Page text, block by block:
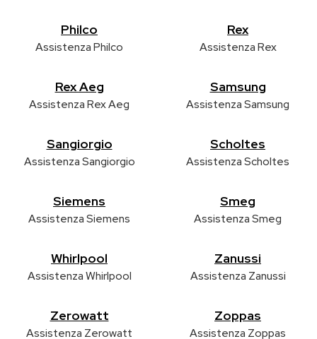
Philco
Assistenza Philco
Rex
Assistenza Rex
Rex Aeg
Assistenza Rex Aeg
Samsung
Assistenza Samsung
Sangiorgio
Assistenza Sangiorgio
Scholtes
Assistenza Scholtes
Siemens
Assistenza Siemens
Smeg
Assistenza Smeg
Whirlpool
Assistenza Whirlpool
Zanussi
Assistenza Zanussi
Zerowatt
Assistenza Zerowatt
Zoppas
Assistenza Zoppas